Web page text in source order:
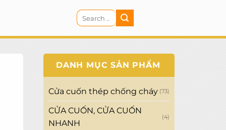
Search
for:
DANH MỤC SẢN PHẨM
Cửa cuốn thép chống cháy (73)
CỬA CUỐN, CỬA CUỐN
NHANH
(4)